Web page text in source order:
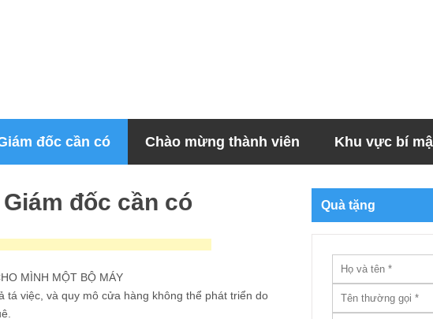
đốc cần có Chào mừng thành viên Khu vực bí
đốc cần có
MÌNH MỘT BỘ MÁY
tá việc, và quy mô cửa hàng không thể phát triển do
Quà tặng